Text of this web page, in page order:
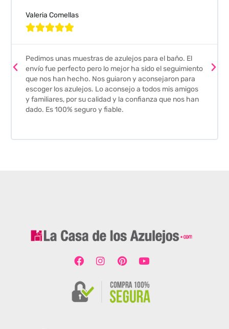
Valeria Comellas

Pedimos unas muestras de azulejos para el baño. El
envío fue perfecto pero lo mejor ha sido el seguimiento
que nos han hecho. Nos guiaron y aconsejaron para
escoger los azulejos. Lo aconsejo a todos mis amigos
y familiares, por su calidad y la confianza que nos han
dado. Es 100% seguro y fiable.